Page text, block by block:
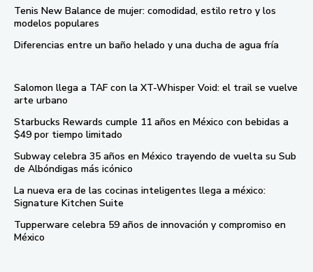
Tenis New Balance de mujer: comodidad, estilo retro y los
modelos populares
Diferencias entre un baño helado y una ducha de agua fría
Salomon llega a TAF con la XT-Whisper Void: el trail se vuelve
arte urbano
Starbucks Rewards cumple 11 años en México con bebidas a
$49 por tiempo limitado
Subway celebra 35 años en México trayendo de vuelta su Sub
de Albóndigas más icónico
La nueva era de las cocinas inteligentes llega a méxico:
Signature Kitchen Suite
Tupperware celebra 59 años de innovación y compromiso en
México